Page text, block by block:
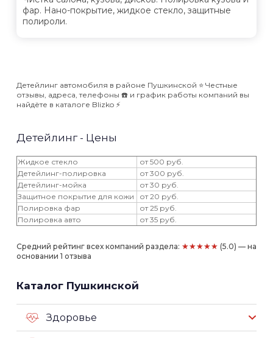
фар. Нано-покрытие, жидкое стекло, защитные
полироли.
Детейлинг автомобиля в районе Пушкинской ⭐️ Честные
отзывы, адреса, телефоны ☎️ и график работы компаний вы
найдёте в каталоге Blizko ⚡️
Детейлинг - Цены
Жидкое стекло
от 500 руб.
Детейлинг-полировка
от 300 руб.
Детейлинг-мойка
от 30 руб.
Защитное покрытие для кожи
от 20 руб.
‎Полировка фар
от 25 руб.
‎Полировка авто
от 35 руб.
Средний рейтинг всех компаний раздела: ★★★★★ (5.0) — на
основании 1 отзыва
Каталог Пушкинской
Здоровье